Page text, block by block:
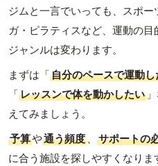
ジムと一言でいっても、スポ
ガ・ピラティスなど、運動の
ジャンルは変わります。
まずは「自分のペースで運動し
「レッスンで体を動かしたい
えてみましょう。
予算や通う頻度 、 サポートの
に合う施設を探しやすくなりま